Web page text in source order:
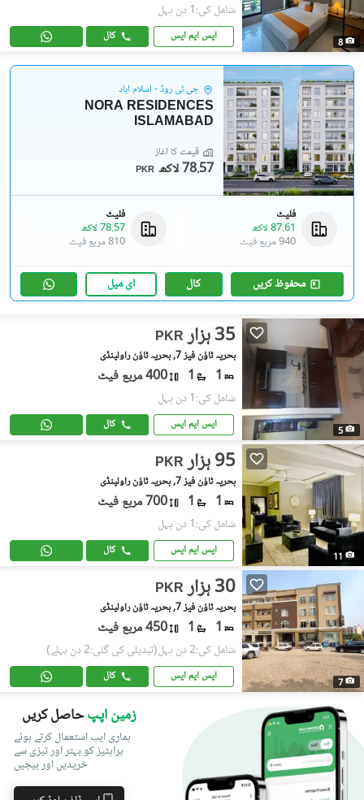
8
شامل کی:1 دن پہل
ایس ایم ایس کال
جی ٹی روڈ - اسلام آباد
NORA RESIDENCES
ISLAMABAD
قیمت کا آغاز
PKR 78.57 لاکھ
فلیٹ
87.61 لاکھ
940 مربع فیٹ
فلیٹ
78.57 لاکھ
810 مربع فیٹ
محفوظ کریں کال ای میل
5
PKR 35 ہزار
بحریہ ٹاؤن فیز 7, بحریہ ٹاؤن راولپنڈی
1
1 400 مربع فیٹ
شامل کی:1 دن پہل
ایس ایم ایس کال
11
PKR 95 ہزار
بحریہ ٹاؤن فیز 7, بحریہ ٹاؤن راولپنڈی
1
1 700 مربع فیٹ
شامل کی:1 دن پہل
ایس ایم ایس کال
7
PKR 30 ہزار
بحریہ ٹاؤن فیز 7, بحریہ ٹاؤن راولپنڈی
1
1 450 مربع فیٹ
شامل کی:2 دن پہل (تبدیلی کی گئی:2 دن پہلے)
ایس ایم ایس کال
زمین اپپحاصل کریں
ہماری ایپ استعمال کرتے ہوئے
پراپٹیز کو بہتر اور تیزی سے
خریدیں اور بیچیں